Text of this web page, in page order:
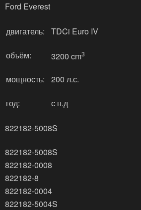
Ford Everest
двигатель: TDCi Euro IV
объём: 3200 cm3
мощность: 200 л.с.
год: с н.д
822182-5008S
822182-5008S
822182-0008
822182-8
822182-0004
822182-5004S